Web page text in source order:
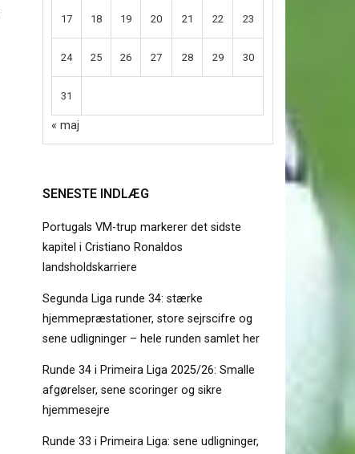
17 18 19 20 21 22 23
24 25 26 27 28 29 30
31
« maj
SENESTE INDLÆG
Portugals VM-trup markerer det sidste
kapitel i Cristiano Ronaldos
landsholdskarriere
Segunda Liga runde 34: stærke
hjemmepræstationer, store sejrscifre og
sene udligninger – hele runden samlet her
Runde 34 i Primeira Liga 2025/26: Smalle
afgørelser, sene scoringer og sikre
hjemmesejre
Runde 33 i Primeira Liga: sene udligninger,